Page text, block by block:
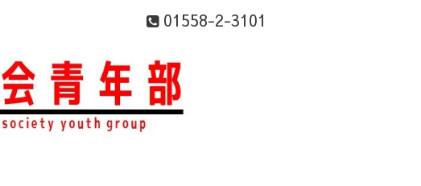
01558-2-3101